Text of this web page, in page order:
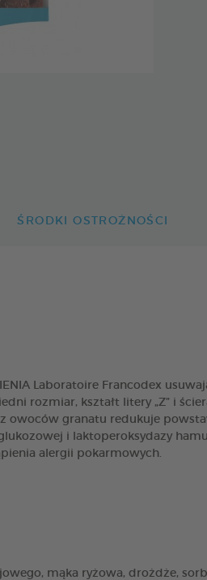
ŚRODKI OSTROŻNOŚCI
Laboratoire Francodex
rozmiar, kształt litery „Z” i
owoców granatu redukuje
i laktoperoksydazy
alergii pokarmowych.
mąka ryżowa, drożdże,